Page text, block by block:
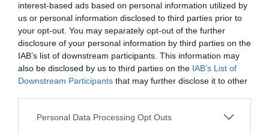
interest-based ads based on personal information utilized by
us or personal information disclosed to third parties prior to
your opt-out. You may separately opt-out of the further
disclosure of your personal information by third parties on the
IAB’s list of downstream participants. This information may
also be disclosed by us to third parties on the IAB’s List of
Downstream Participants that may further disclose it to other
Personal Data Processing Opt Outs
Índex
FC Barcelona
Nike